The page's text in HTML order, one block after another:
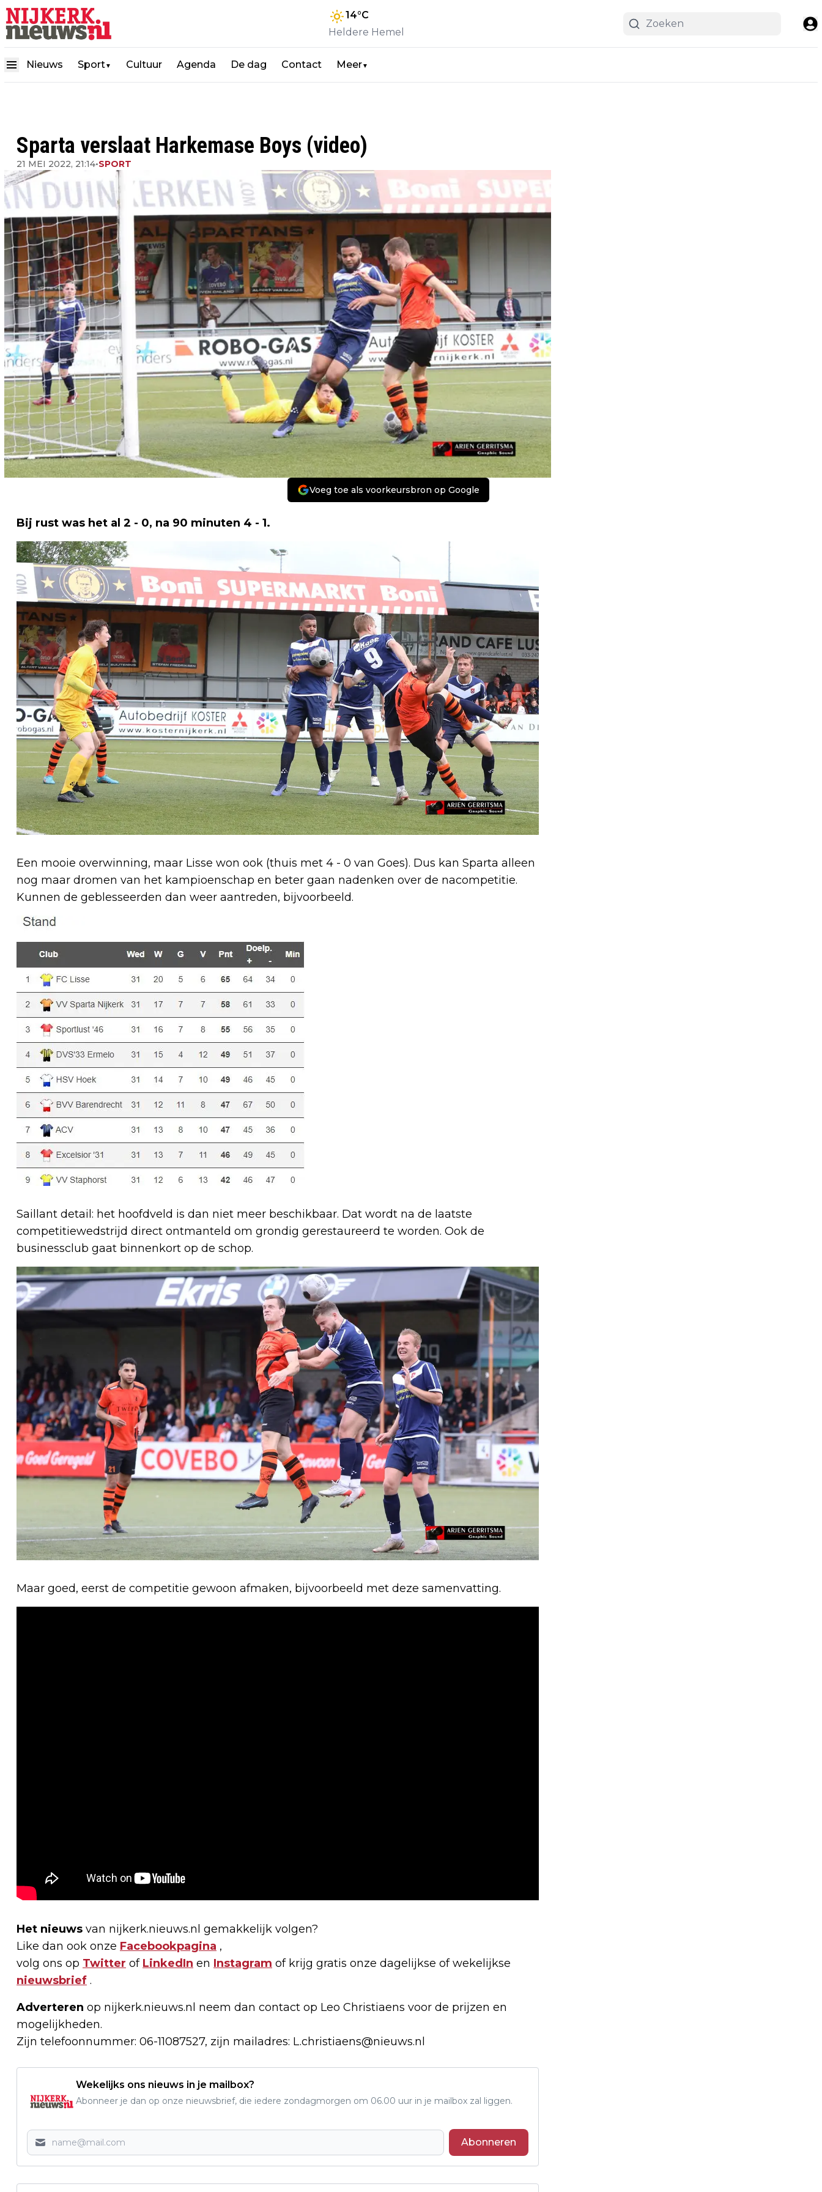
14°C
Heldere Hemel
Nieuws Sport▼ Cultuur Agenda De dag Contact Meer▼
Sparta verslaat Harkemase Boys (video)
21 MEI 2022, 21:14•SPORT
Voeg toe als voorkeursbron op Google
Bij rust was het al 2 - 0, na 90 minuten 4 - 1.
Een mooie overwinning, maar Lisse won ook (thuis met 4 - 0 van Goes). Dus kan Sparta alleen
nog maar dromen van het kampioenschap en beter gaan nadenken over de nacompetitie.
Kunnen de geblesseerden dan weer aantreden, bijvoorbeeld.
Saillant detail: het hoofdveld is dan niet meer beschikbaar. Dat wordt na de laatste
competitiewedstrijd direct ontmanteld om grondig gerestaureerd te worden. Ook de
businessclub gaat binnenkort op de schop.
Maar goed, eerst de competitie gewoon afmaken, bijvoorbeeld met deze samenvatting.
Het nieuws van nijkerk.nieuws.nl gemakkelijk volgen?
Like dan ook onze Facebookpagina ,
volg ons op Twitter of LinkedIn en Instagram of krijg gratis onze dagelijkse of wekelijkse
nieuwsbrief .
Adverteren op nijkerk.nieuws.nl neem dan contact op Leo Christiaens voor de prijzen en
mogelijkheden.
Zijn telefoonnummer: 06-11087527, zijn mailadres: L.christiaens@nieuws.nl
Wekelijks ons nieuws in je mailbox?
Abonneer je dan op onze nieuwsbrief, die iedere zondagmorgen om 06.00 uur in je mailbox zal liggen.
Abonneren